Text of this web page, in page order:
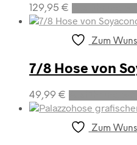
129,95 €
Zum
7/8 Hose von
49,99 €
Zum